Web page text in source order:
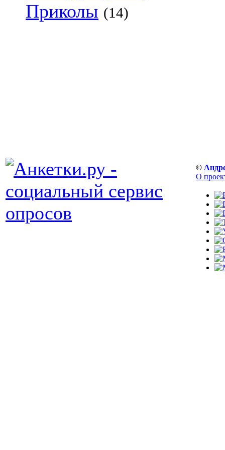
Приколы (14)
©
О